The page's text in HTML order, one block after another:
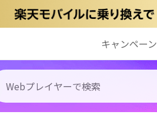
キャンペーン